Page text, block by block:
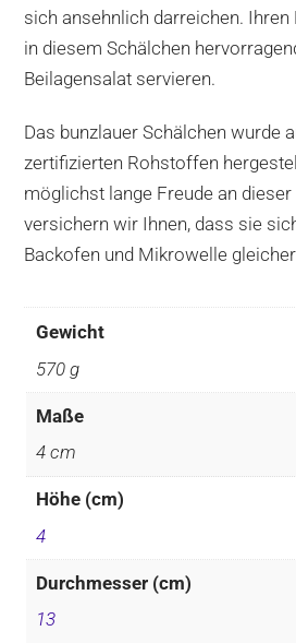
sich ansehnlich darreichen. Ihren
in diesem Schälchen
Beilagensalat servieren.
Das bunzlauer Schälchen wurde
zertifizierten Rohstoffen
möglichst lange Freude an
versichern wir Ihnen, dass sie
Backofen und Mikrowelle
Gewicht
570 g
Maße
4 cm
Höhe (cm)
4
Durchmesser (cm)
13